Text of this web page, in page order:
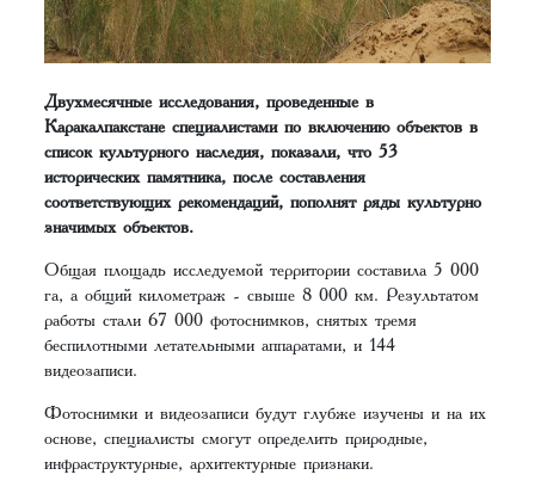
Двухмесячные исследования, проведенные в
Каракалпакстане специалистами по включению объектов в
список культурного наследия, показали, что 53
исторических памятника, после составления
соответствующих рекомендаций, пополнят ряды культурно
значимых объектов.
Общая площадь исследуемой территории составила 5 000
га, а общий километраж - свыше 8 000 км. Результатом
работы стали 67 000 фотоснимков, снятых тремя
беспилотными летательными аппаратами, и 144
видеозаписи.
Фотоснимки и видеозаписи будут глубже изучены и на их
основе, специалисты смогут определить природные,
инфраструктурные, архитектурные признаки.